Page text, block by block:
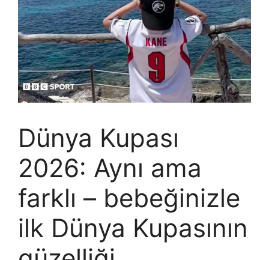
Dünya Kupası
2026: Aynı ama
farklı – bebeğinizle
ilk Dünya Kupasının